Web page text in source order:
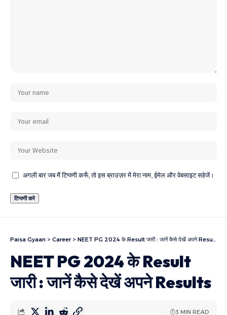
अगली बार जब मैं टिप्पणी करूँ, तो इस ब्राउज़र में मेरा नाम, ईमेल और वेबसाइट सहेजें।
Paisa Gyaan > Career> NEET PG 2024 के Result जारी : जानें कैसे देखें अपने Results
NEET PG 2024 के Result
जारी : जानें कैसे देखें अपने Results
3 MIN READ